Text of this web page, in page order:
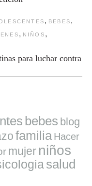
, BEBES ,
, NIÑOS ,
para luchar contra
bebes blog
familia Hacer
mujer niños
salud